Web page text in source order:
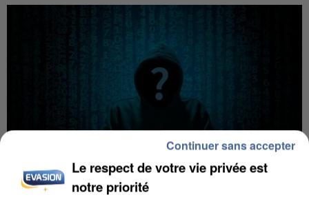
Le respect de votre vie privée est
notre priorité
Continuer sans accepter